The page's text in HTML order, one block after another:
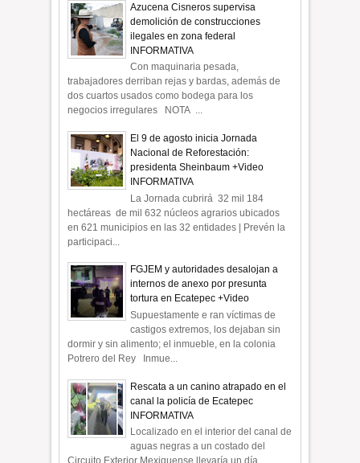
Azucena Cisneros supervisa
demolición de construcciones
ilegales en zona federal
INFORMATIVA
Con maquinaria pesada,
trabajadores derriban rejas y bardas, además de
dos cuartos usados como bodega para los
negocios irregulares NOTA ...
El 9 de agosto inicia Jornada
Nacional de Reforestación:
presidenta Sheinbaum +Video
INFORMATIVA
La Jornada cubrirá 32 mil 184
hectáreas de mil 632 núcleos agrarios ubicados
en 621 municipios en las 32 entidades | Prevén la
participaci...
FGJEM y autoridades desalojan a
internos de anexo por presunta
tortura en Ecatepec +Video
Supuestamente e ran víctimas de
castigos extremos, los dejaban sin
dormir y sin alimento; el inmueble, en la colonia
Potrero del Rey Inmue...
Rescata a un canino atrapado en el
canal la policía de Ecatepec
INFORMATIVA
Localizado en el interior del canal de
aguas negras a un costado del
Circuito Exterior Mexiquense llevaría un día